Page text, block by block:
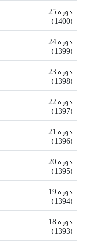
دوره 25
(1400)
دوره 24
(1399)
دوره 23
(1398)
دوره 22
(1397)
دوره 21
(1396)
دوره 20
(1395)
دوره 19
(1394)
دوره 18
(1393)